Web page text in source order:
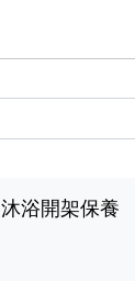
沐浴開架保養